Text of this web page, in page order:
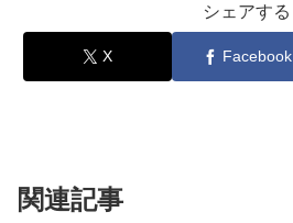
シェアする
X Facebook
関連記事